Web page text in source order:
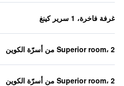
غرفة فاخرة، 1 سرير كينغ
Superior room، 2 من أسرّة الكوين
Superior room، 2 من أسرّة الكوين